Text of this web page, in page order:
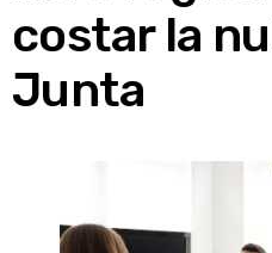
costar la
Junta